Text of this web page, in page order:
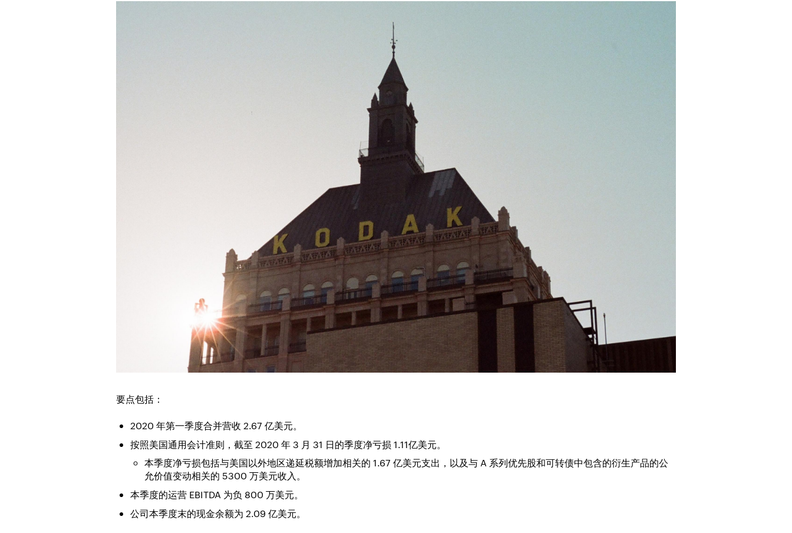
要点包括：
2020 年第一季度合并营收 2.67 亿美元。
按照美国通用会计准则，截至 2020 年 3 月 31 日的季度净亏损 1.11亿美元。
本季度净亏损包括与美国以外地区递延税额增加相关的 1.67 亿美元支出，以及与 A 系列优先股和可转债中包含的衍生产品的公
允价值变动相关的 5300 万美元收入。
本季度的运营 EBITDA 为负 800 万美元。
公司本季度末的现金余额为 2.09 亿美元。